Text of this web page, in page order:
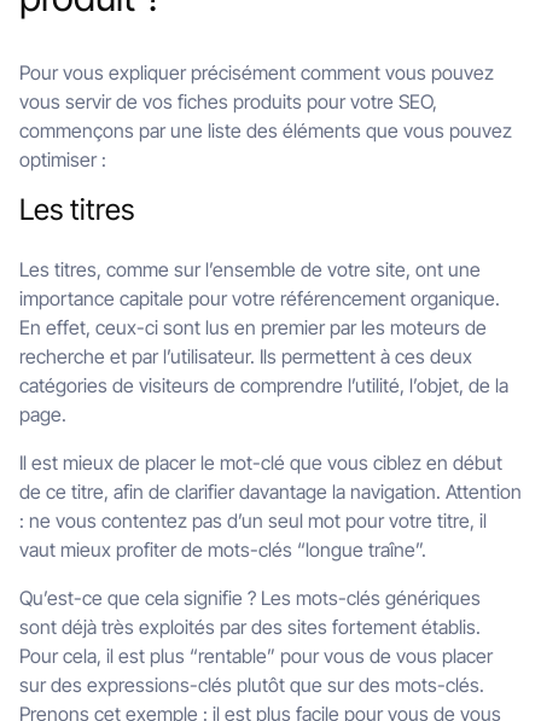
Pour vous expliquer précisément comment vous pouvez
vous servir de vos fiches produits pour votre SEO,
commençons par une liste des éléments que vous pouvez
optimiser :
Les titres
Les titres, comme sur l’ensemble de votre site, ont une
importance capitale pour votre référencement organique.
En effet, ceux-ci sont lus en premier par les moteurs de
recherche et par l’utilisateur. Ils permettent à ces deux
catégories de visiteurs de comprendre l’utilité, l’objet, de la
page.
Il est mieux de placer le mot-clé que vous ciblez en début
de ce titre, afin de clarifier davantage la navigation. Attention
: ne vous contentez pas d’un seul mot pour votre titre, il
vaut mieux profiter de mots-clés “longue traîne”.
Qu’est-ce que cela signifie ? Les mots-clés génériques
sont déjà très exploités par des sites fortement établis.
Pour cela, il est plus “rentable” pour vous de vous placer
sur des expressions-clés plutôt que sur des mots-clés.
Prenons cet exemple : il est plus facile pour vous de vous